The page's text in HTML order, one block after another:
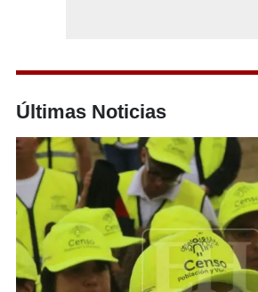
Últimas Noticias